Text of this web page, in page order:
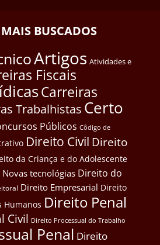
BUSCADOS
Artigos Atividades e
Fiscais
Carreiras
Trabalhistas Certo
Públicos Côdigo de
Direito Civil Direito
da Criança e do Adolescente
tecnológias Direito do
Direito Empresarial Direito
Humanos Direito Penal
Civil Direito Processual do Trabalho
Penal Direito